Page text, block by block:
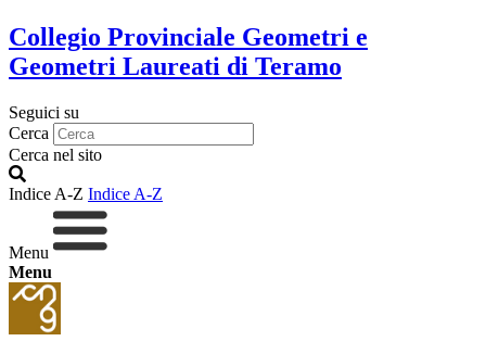
Collegio Provinciale Geometri e
Geometri Laureati di Teramo
Seguici su
Cerca
Cerca nel sito
Indice A-Z Indice A-Z
Menu
Menu